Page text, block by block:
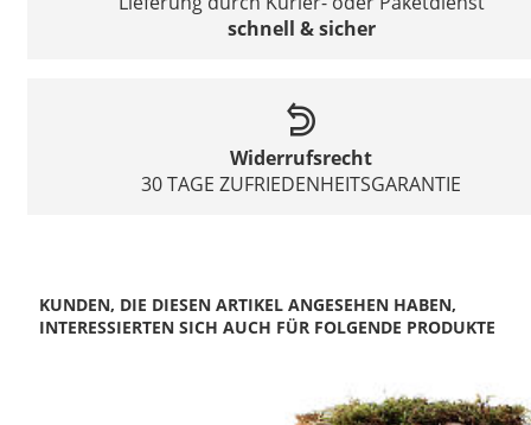
schnell & sicher
Widerrufsrecht
30 TAGE ZUFRIEDENHEITSGARANTIE
KUNDEN, DIE DIESEN ARTIKEL ANGESEHEN HABEN,
INTERESSIERTEN SICH AUCH FÜR FOLGENDE PRODUKTE